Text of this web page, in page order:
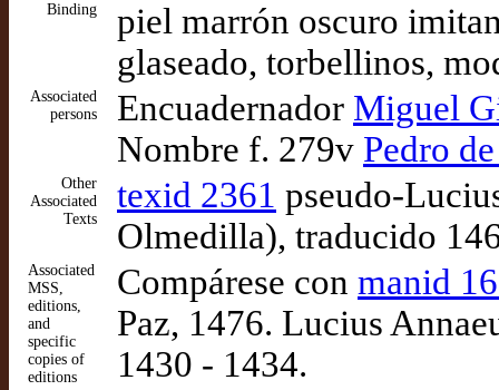
Binding
piel marrón oscuro
glaseado, torbellinos,
Associated
persons
Encuadernador Miguel
Nombre f. 279v Pedro
Other
Associated
Texts
texid 2361 pseudo-
Olmedilla), traducido
Associated
MSS,
editions,
and
specific
copies of
editions
Compárese con manid
Paz, 1476. Lucius
1430 - 1434.